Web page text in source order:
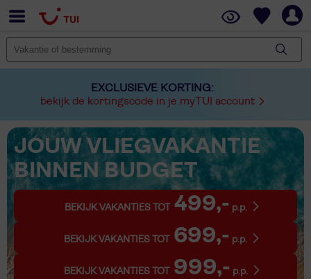
EXCLUSIEVE KORTING:
bekijk de kortingscode in je myTUI account
JOUW VLIEGVAKANTIE
BINNEN BUDGET
BEKIJK VAKANTIES TOT 499,- p.p.
BEKIJK VAKANTIES TOT 699,- p.p.
BEKIJK VAKANTIES TOT 999,- p.p.